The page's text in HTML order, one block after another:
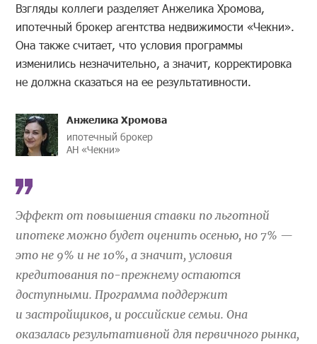
Взгляды коллеги разделяет Анжелика Хромова,
ипотечный брокер агентства недвижимости «Чекни».
Она также считает, что условия программы
изменились незначительно, а значит, корректировка
не должна сказаться на ее результативности.
Эффект от повышения ставки по льготной
ипотеке можно будет оценить осенью, но 7% —
это не 9% и не 10%, а значит, условия
кредитования по-прежнему остаются
доступными. Программа поддержит
и застройщиков, и российские семьи. Она
оказалась результативной для первичного рынка,
Анжелика Хромова
ипотечный брокер
АН «Чекни»